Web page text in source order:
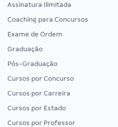
Assinatura Ilimitada
Coaching para Concursos
Exame de Ordem
Graduação
Pós-Graduação
Cursos por Concurso
Cursos por Carreira
Cursos por Estado
Cursos por Professor